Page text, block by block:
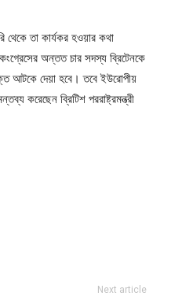
থেকে তা কার্যকর হওয়ার কথা
অন্তত চার সদস্য ব্রিটেনকে
আটকে দেয়া হবে। তবে ইউরোপীয়
করেছেন ব্রিটিশ পররাষ্ট্রমন্ত্রী
Next article